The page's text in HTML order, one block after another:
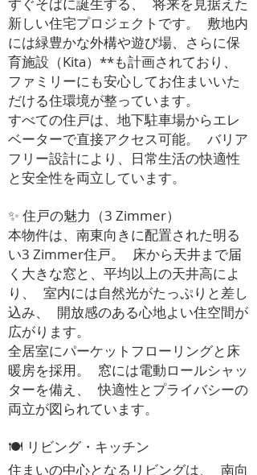
新しい住宅プロジェクトです。 敷地内
には緑豊かな外構や遊び場、さらに保
育施設（Kita）**も計画されており、
ファミリーにも安心してお住まいいた
だける住環境が整っています。
すべての住戸は、地下駐車場からエレ
ベーターで直接アクセス可能。 バリア
フリー設計により、日常生活の快適性
と安全性を両立しています。
✨ 住戸の魅力（3 Zimmer）
本物件は、南東向きに配置された明る
い3 Zimmer住戸。 床から天井まで届
く大きな窓と、平均以上の天井高によ
り、 室内には自然光がたっぷりと差し
込み、 開放感のある心地よい住空間が
広がります。
全居室にパーケットフローリングと床
暖房を採用。 窓には電動ロールシャッ
ターを備え、 快適性とプライバシーの
両立が図られています。
🍽 リビング・キッチン
住まいの中心となるリビングは、 南向